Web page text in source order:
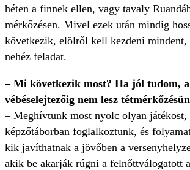
héten a finnek ellen, vagy tavaly
mérkőzésen. Mivel ezek után mindig
következik, elölről kell kezdeni mindent,
nehéz feladat.
– Mi következik most? Ha jól tudom,
vébéselejtezőig nem lesz
– Meghívtunk most nyolc olyan
képzőtáborban foglalkoztunk, és
kik javíthatnak a jövőben a
akik be akarják rúgni a felnőttválogatott